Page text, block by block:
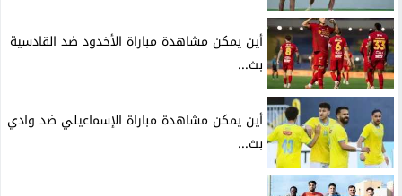
أين يمكن مشاهدة مباراة الأخدود ضد القادسية
بث...
أين يمكن مشاهدة مباراة الإسماعيلي ضد وادي
بث...